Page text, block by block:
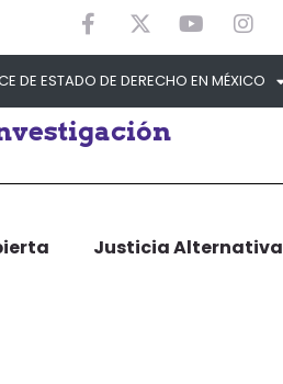
DE ESTADO DE DERECHO EN MÉXICO
Justicia Alternativa